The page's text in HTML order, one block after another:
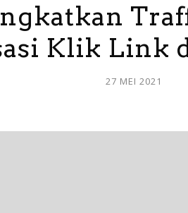
Klik Link
27 MEI 2021